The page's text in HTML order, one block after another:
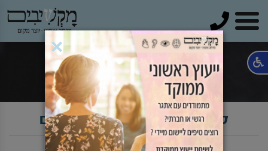
קבוצת מיומנויות חברתיות לילדים
×